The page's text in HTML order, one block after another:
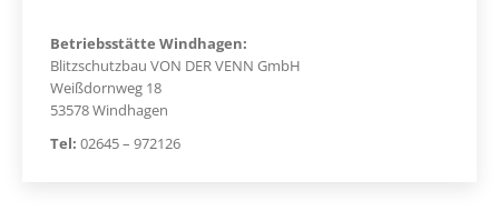
Betriebsstätte Windhagen:
Blitzschutzbau VON DER VENN GmbH
Weißdornweg 18
53578 Windhagen
Tel: 02645 – 972126